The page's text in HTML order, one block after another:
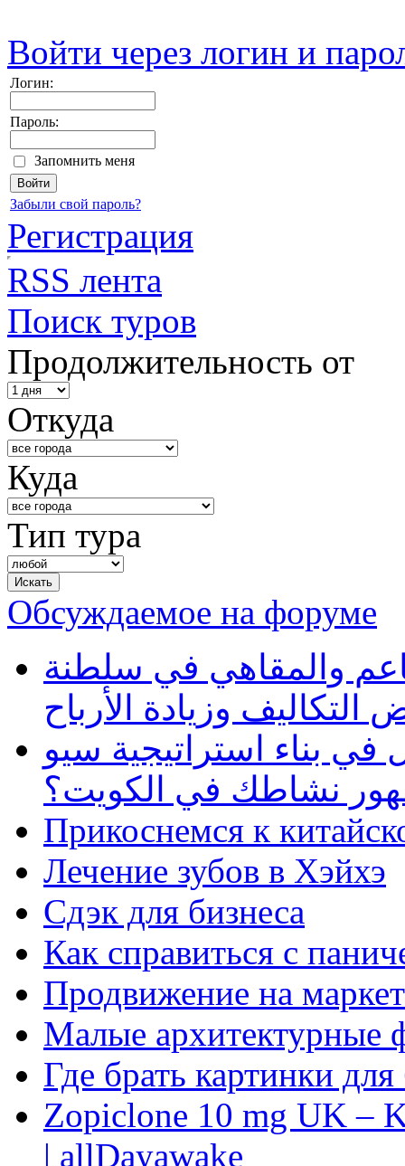
Войти через логин и
Логин:
Пароль:
Запомнить меня
Забыли свой пароль?
Регистрация
RSS лента
Поиск туров
Продолжительность от
Откуда
Куда
Тип тура
Обсуждаемое на форуме
والمقاهي في سلطنة
وزيادة الأرباح
بناء استراتيجية سيو
نشاطك في الكويت؟
Прикоснемся к
Лечение зубов в Хэйхэ
Сдэк для бизнеса
Как справиться с
Продвижение на
Малые архитектурные
Где брать картинки
Zopiclone 10 mg UK –
| allDayawake